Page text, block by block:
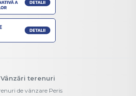
Vânzări terenuri
de vânzare Peris